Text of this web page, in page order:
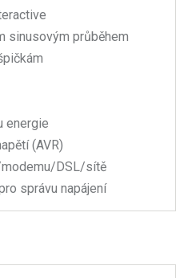
sinusovým průběhem
energie
(AVR)
DSL/sítě
správu napájení